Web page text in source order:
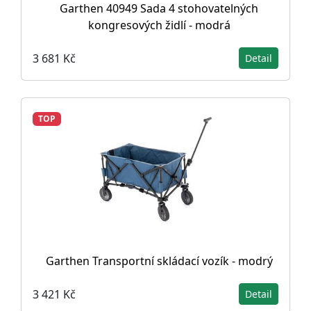
Garthen 40949 Sada 4 stohovatelných
kongresových židlí - modrá
3 681 Kč Detail
TOP
Garthen Transportní skládací vozík - modrý
3 421 Kč Detail